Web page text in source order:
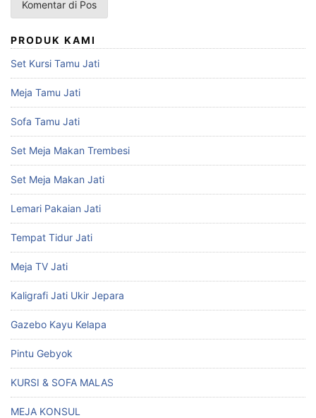
PRODUK KAMI
Set Kursi Tamu Jati
Meja Tamu Jati
Sofa Tamu Jati
Set Meja Makan Trembesi
Set Meja Makan Jati
Lemari Pakaian Jati
Tempat Tidur Jati
Meja TV Jati
Kaligrafi Jati Ukir Jepara
Gazebo Kayu Kelapa
Pintu Gebyok
KURSI & SOFA MALAS
MEJA KONSUL